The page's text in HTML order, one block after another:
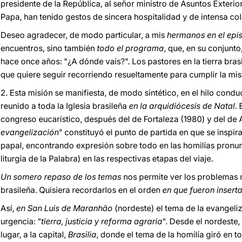
presidente de la República, al señor ministro de Asuntos
Papa, han tenido gestos de sincera hospitalidad y de intensa
Deseo agradecer, de modo particular, a mis hermanos en el
encuentros, sino también todo el programa, que, en su
hace once años: "¿A dónde vais?". Los pastores en la tierra
que quiere seguir recorriendo resueltamente para cumplir la
2. Esta misión se manifiesta, de modo sintético, en el hilo
reunido a toda la Iglesia brasileña en la arquidiócesis de Natal.
congreso eucarístico, después del de Fortaleza (1980) y del de
evangelización" constituyó el punto de partida en que se
papal, encontrando expresión sobre todo en las homilías
liturgia de la Palabra) en las respectivas etapas del viaje.
Un somero repaso de los temas nos permite ver los problemas
brasileña. Quisiera recordarlos en el orden en que fueron
Así, en San Luis de Maranhão (nordeste) el tema de la
urgencia: "tierra, justicia y reforma agraria". Desde el
lugar, a la capital, Brasilia, donde el tema de la homilía giró en